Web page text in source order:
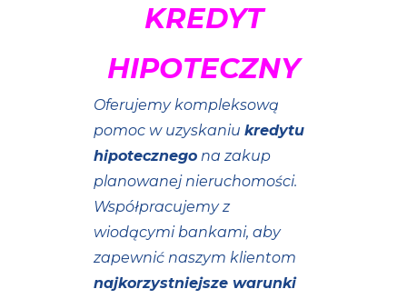
KREDYT
HIPOTECZNY
Oferujemy kompleksową
pomoc w uzyskaniu kredytu
hipotecznegona zakup
planowanej nieruchomości.
Współpracujemy z
wiodącymi bankami, aby
zapewnić naszym klientom
najkorzystniejsze warunki